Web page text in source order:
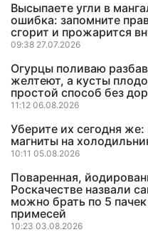
Высыпаете угли в
ошибка: запомните
сгорит и прожарится
09:38 27.07.2026
Огурцы поливаю
желтеют, а кусты
простой способ без
11:12 06.08.2026
Уберите их сегодня
магниты на
10:11 05.08.2026
Поваренная,
Роскачестве назвали
можно брать по 5
примесей
10:23 03.08.2026